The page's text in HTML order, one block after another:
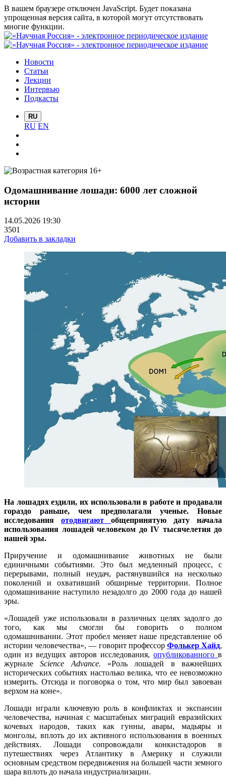
В вашем браузере отключен JavaScript. Будет показана
упрощенная версия сайта, в которой могут отсутствовать
многие функции.
Новости
Статьи
Лекции
Интервью
Подкасты
RU
RU EN
Одомашнивание лошади: 6000 лет сложной
истории
14.05.2026 19:30
3501
Добавить в закладки
На лошадях ездили, их использовали в работе и продавали
гораздо раньше, чем предполагали ученые. Новые
исследования отодвигают общепринятую дату начала
использования лошадей человеком до IV тысячелетия до
нашей эры.
Приручение и одомашнивание животных не были
единичными событиями. Это был медленный процесс, с
перерывами, полный неудач, растянувшийся на несколько
поколений и охвативший обширные территории. Полное
одомашнивание наступило незадолго до 2000 года до нашей
эры.
«Лошадей уже использовали в различных целях задолго до
того, как мы смогли бы говорить о полном
одомашнивании. Этот пробел меняет наше представление об
истории человечества», — говорит профессор Фолькер Хайд,
один из ведущих авторов исследования, опубликованного в
журналеScience Advance. «Роль лошадей в важнейших
исторических событиях настолько велика, что ее невозможно
измерить. Отсюда и поговорка о том, что мир был завоеван
верхом на коне».
Лошади играли ключевую роль в конфликтах и экспансии
человечества, начиная с масштабных миграций евразийских
кочевых народов, таких как гунны, авары, мадьяры и
монголы, вплоть до их активного использования в военных
действиях. Лошади сопровождали конкистадоров в
путешествиях через Атлантику в Америку и служили
основным средством передвижения на большей части земного
шара вплоть до начала индустриализации.